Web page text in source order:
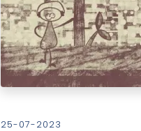
25-07-2023